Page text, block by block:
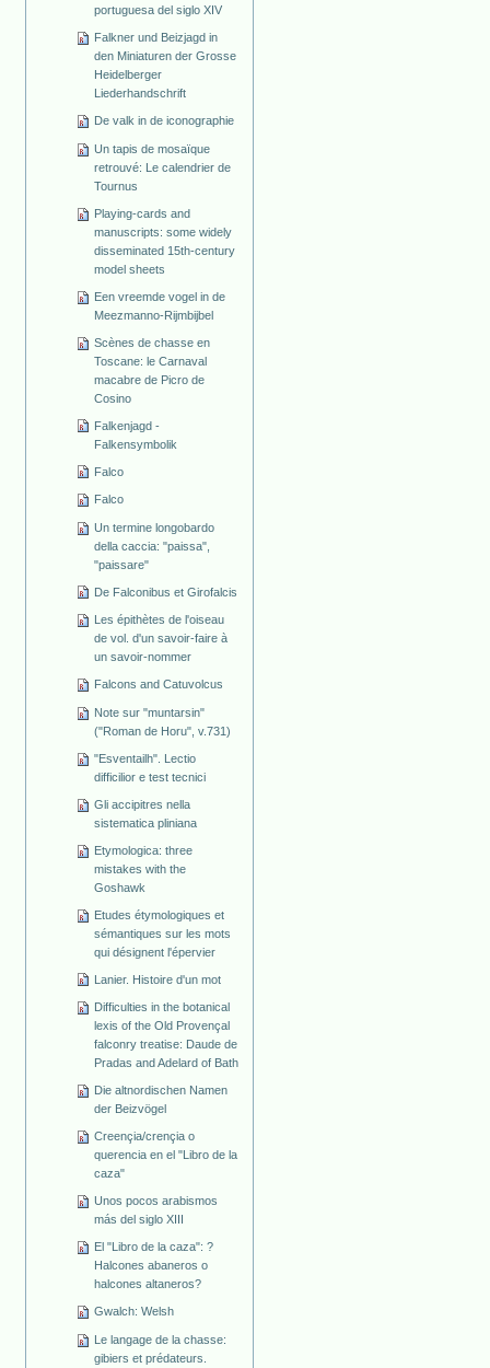
portuguesa del siglo XIV
Falkner und Beizjagd in
den Miniaturen der Grosse
Heidelberger
Liederhandschrift
De valk in de iconographie
Un tapis de mosaïque
retrouvé: Le calendrier de
Tournus
Playing-cards and
manuscripts: some widely
disseminated 15th-century
model sheets
Een vreemde vogel in de
Meezmanno-Rijmbijbel
Scènes de chasse en
Toscane: le Carnaval
macabre de Picro de
Cosino
Falkenjagd -
Falkensymbolik
Falco
Falco
Un termine longobardo
della caccia: "paissa",
"paissare"
De Falconibus et Girofalcis
Les épithètes de l'oiseau
de vol. d'un savoir-faire à
un savoir-nommer
Falcons and Catuvolcus
Note sur "muntarsin"
("Roman de Horu", v.731)
"Esventailh". Lectio
difficilior e test tecnici
Gli accipitres nella
sistematica pliniana
Etymologica: three
mistakes with the
Goshawk
Etudes étymologiques et
sémantiques sur les mots
qui désignent l'épervier
Lanier. Histoire d'un mot
Difficulties in the botanical
lexis of the Old Provençal
falconry treatise: Daude de
Pradas and Adelard of Bath
Die altnordischen Namen
der Beizvögel
Creençia/crençia o
querencia en el "Libro de la
caza"
Unos pocos arabismos
más del siglo XIII
El "Libro de la caza": ?
Halcones abaneros o
halcones altaneros?
Gwalch: Welsh
Le langage de la chasse:
gibiers et prédateurs.